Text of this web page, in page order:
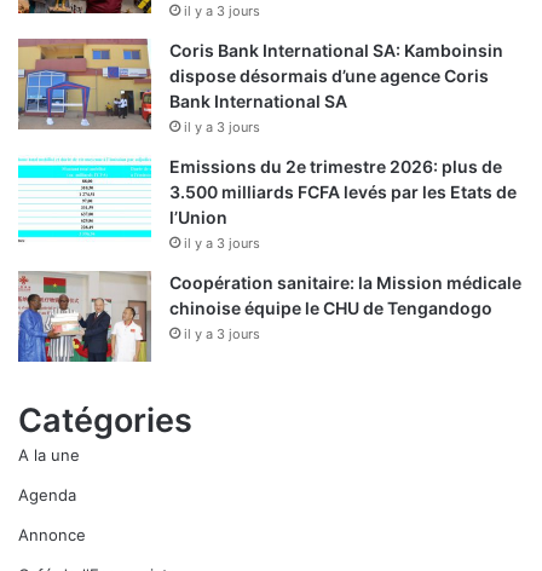
il y a 3 jours
Coris Bank International SA: Kamboinsin
dispose désormais d’une agence Coris
Bank International SA
il y a 3 jours
Emissions du 2e trimestre 2026: plus de
3.500 milliards FCFA levés par les Etats de
l’Union
il y a 3 jours
Coopération sanitaire: la Mission médicale
chinoise équipe le CHU de Tengandogo
il y a 3 jours
Catégories
A la une
Agenda
Annonce